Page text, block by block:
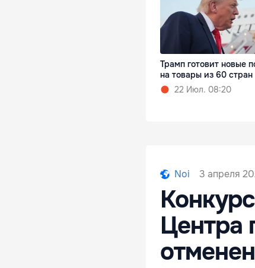
Трамп готовит новые
на товары из 60 стран
22 Июл. 08:20
Noi 3 апреля
Центра
отменен